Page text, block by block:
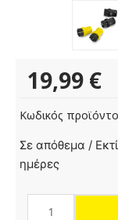
19,99 €
Κωδικός
Σε απόθεμα /
ημέρες
Σετ
στρογγυλής
ποσότητα